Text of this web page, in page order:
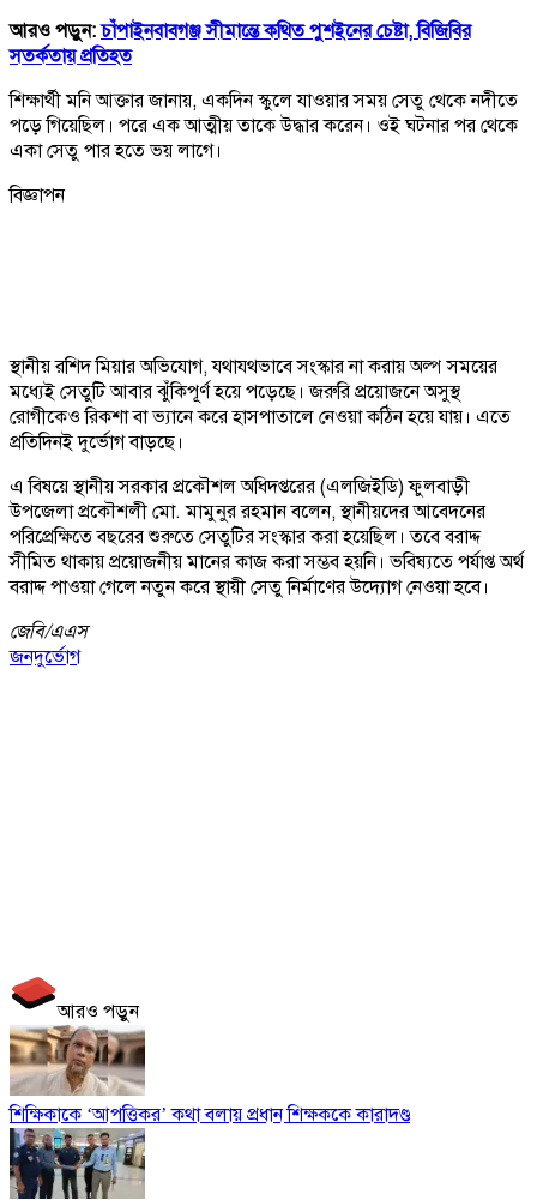
আরও পড়ুন:চাঁপাইনবাবগঞ্জ সীমান্তে কথিত পুশইনের চেষ্টা, বিজিবির
সতর্কতায় প্রতিহত
শিক্ষার্থী মনি আক্তার জানায়, একদিন স্কুলে যাওয়ার সময় সেতু থেকে নদীতে
পড়ে গিয়েছিল। পরে এক আত্মীয় তাকে উদ্ধার করেন। ওই ঘটনার পর থেকে
একা সেতু পার হতে ভয় লাগে।
বিজ্ঞাপন
স্থানীয় রশিদ মিয়ার অভিযোগ, যথাযথভাবে সংস্কার না করায় অল্প সময়ের
মধ্যেই সেতুটি আবার ঝুঁকিপূর্ণ হয়ে পড়েছে। জরুরি প্রয়োজনে অসুস্থ
রোগীকেও রিকশা বা ভ্যানে করে হাসপাতালে নেওয়া কঠিন হয়ে যায়। এতে
প্রতিদিনই দুর্ভোগ বাড়ছে।
এ বিষয়ে স্থানীয় সরকার প্রকৌশল অধিদপ্তরের (এলজিইডি) ফুলবাড়ী
উপজেলা প্রকৌশলী মো. মামুনুর রহমান বলেন, স্থানীয়দের আবেদনের
পরিপ্রেক্ষিতে বছরের শুরুতে সেতুটির সংস্কার করা হয়েছিল। তবে বরাদ্দ
সীমিত থাকায় প্রয়োজনীয় মানের কাজ করা সম্ভব হয়নি। ভবিষ্যতে পর্যাপ্ত অর্থ
বরাদ্দ পাওয়া গেলে নতুন করে স্থায়ী সেতু নির্মাণের উদ্যোগ নেওয়া হবে।
জেবি/এএস
জনদুর্ভোগ
আরও পড়ুন
‎শিক্ষিকাকে ‘আপত্তিকর’ কথা বলায় প্রধান শিক্ষককে কারাদণ্ড